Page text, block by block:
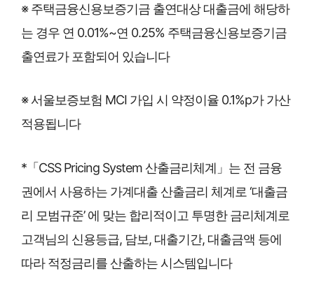
※ 주택금융신용보증기금 출연대상 대출금에 해당하
는 경우 연 0.01%~연 0.25% 주택금융신용보증기금
출연료가 포함되어 있습니다
※ 서울보증보험 MCI 가입 시 약정이율 0.1%p가 가산
적용됩니다
*「CSS Pricing System 산출금리체계」는 전 금융
권에서 사용하는 가계대출 산출금리 체계로 ‘대출금
리 모범규준’ 에 맞는 합리적이고 투명한 금리체계로
고객님의 신용등급, 담보, 대출기간, 대출금액 등에
따라 적정금리를 산출하는 시스템입니다